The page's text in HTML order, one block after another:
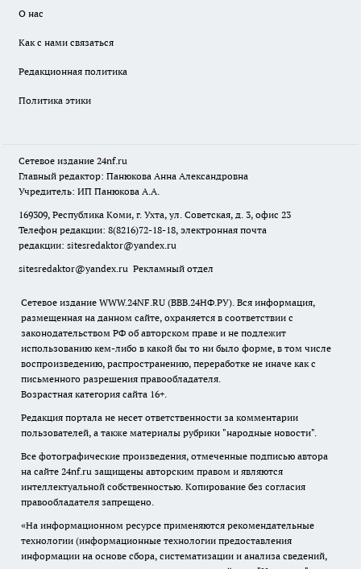
О нас
Как с нами связаться
Редакционная политика
Политика этики
Сетевое издание 24nf.ru
Главный редактор: Панюкова Анна Александровна
Учредитель: ИП Панюкова А.А.
169309, Республика Коми, г. Ухта, ул. Советская, д. 3, офис 23
Телефон редакции: 8(8216)72-18-18, электронная почта
редакции: sitesredaktor@yandex.ru
sitesredaktor@yandex.ru Рекламный отдел
Сетевое издание WWW.24NF.RU (ВВВ.24НФ.РУ). Вся информация,
размещенная на данном сайте, охраняется в соответствии с
законодательством РФ об авторском праве и не подлежит
использованию кем-либо в какой бы то ни было форме, в том числе
воспроизведению, распространению, переработке не иначе как с
письменного разрешения правообладателя.
Возрастная категория сайта 16+.
Редакция портала не несет ответственности за комментарии
пользователей, а также материалы рубрики "народные новости".
Все фотографические произведения, отмеченные подписью автора
на сайте 24nf.ru защищены авторским правом и являются
интеллектуальной собственностью. Копирование без согласия
правообладателя запрещено.
«На информационном ресурсе применяются рекомендательные
технологии (информационные технологии предоставления
информации на основе сбора, систематизации и анализа сведений,